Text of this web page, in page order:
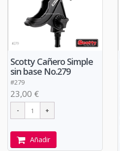
Scotty Cañero Simple
sin base No.279
#279
23,00 €
Añadir